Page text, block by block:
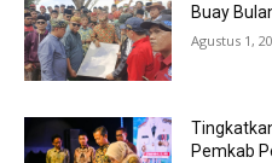
Buay
Agustus 1,
Pemkab